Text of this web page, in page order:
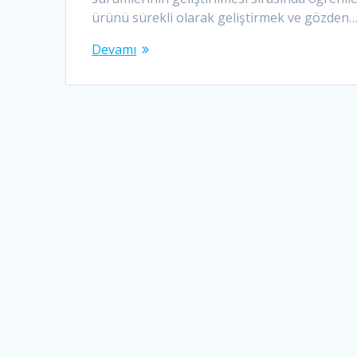
ürünü sürekli olarak geliştirmek ve
Devamı